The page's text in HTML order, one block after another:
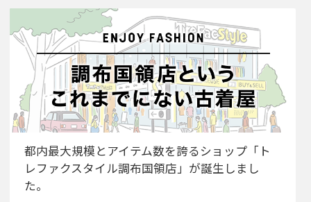
都内最大規模とアイテム数を誇るショップ「ト
レファクスタイル調布国領店」が誕生しまし
た。